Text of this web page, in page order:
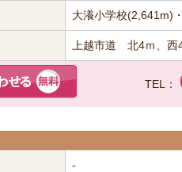
大瀁小学校(2,641m)
上越市道 北4ｍ、西
TEL：
-